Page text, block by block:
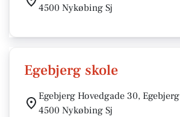
4500 Nykøbing Sj
Egebjerg skole
Egebjerg Hovedgade 30, Egebjerg
4500 Nykøbing Sj